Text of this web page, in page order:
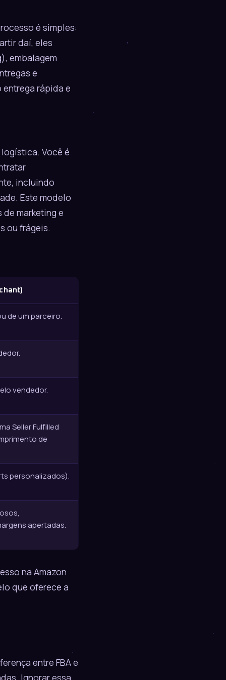
é simples:
daí, eles
embalagem
e
entrega rápida e
Você é
incluindo
Este modelo
marketing e
ou frágeis.
de um parceiro.
vendedor.
Seller Fulfilled
de
personalizados).
apertadas.
na Amazon
que oferece a
entre FBA e